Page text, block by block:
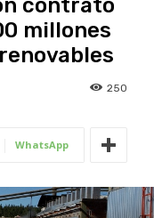
contrato
millones
250
WhatsApp